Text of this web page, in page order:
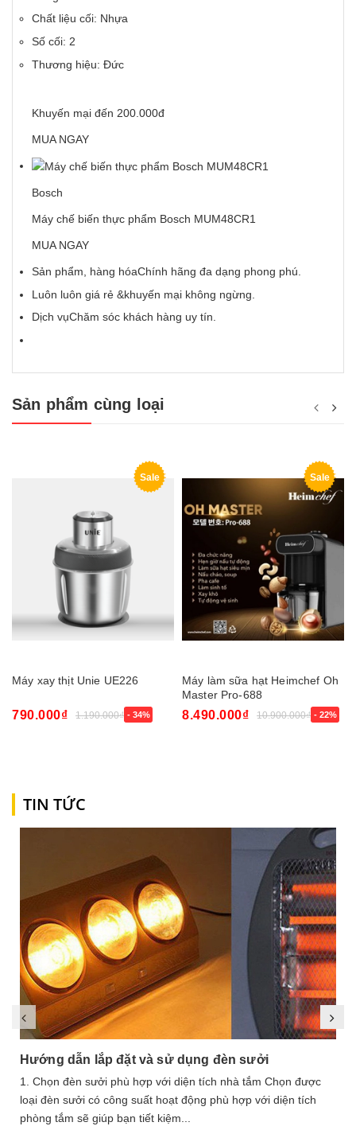
Chất liệu cối: Nhựa
Số cối: 2
Thương hiệu: Đức
Khuyến mại đến 200.000đ
MUA NGAY
Bosch
Máy chế biến thực phẩm Bosch MUM48CR1
MUA NGAY
Sản phẩm, hàng hóaChính hãng đa dạng phong phú.
Luôn luôn giá rẻ &khuyến mại không ngừng.
Dịch vụChăm sóc khách hàng uy tín.
Sản phẩm cùng loại
Sale
Máy xay thịt Unie UE226
790.000₫ 1.190.000₫ - 34%
Sale
Máy làm sữa hạt Heimchef Oh
Master Pro-688
8.490.000₫ 10.900.000₫ - 22%
TIN TỨC
Hướng dẫn lắp đặt và sử dụng đèn sưởi
1. Chọn đèn sưởi phù hợp với diện tích nhà tắm Chọn được
loại đèn sưởi có công suất hoạt động phù hợp với diện tích
phòng tắm sẽ giúp bạn tiết kiệm...